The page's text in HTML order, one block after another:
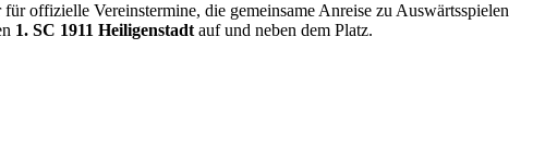
offizielle Vereinstermine, die gemeinsame Anreise zu Auswärtsspielen
1. SC 1911 Heiligenstadt auf und neben dem Platz.